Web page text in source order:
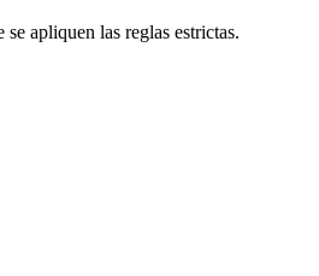
apliquen las reglas estrictas.